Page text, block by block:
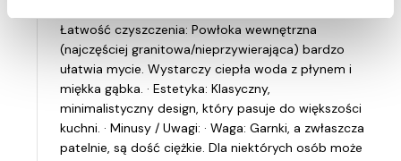
Łatwość czyszczenia: Powłoka wewnętrzna
(najczęściej granitowa/nieprzywierająca) bardzo
ułatwia mycie. Wystarczy ciepła woda z płynem i
miękka gąbka. · Estetyka: Klasyczny,
minimalistyczny design, który pasuje do większości
kuchni. · Minusy / Uwagi: · Waga: Garnki, a zwłaszcza
patelnie, są dość ciężkie. Dla niektórych osób może